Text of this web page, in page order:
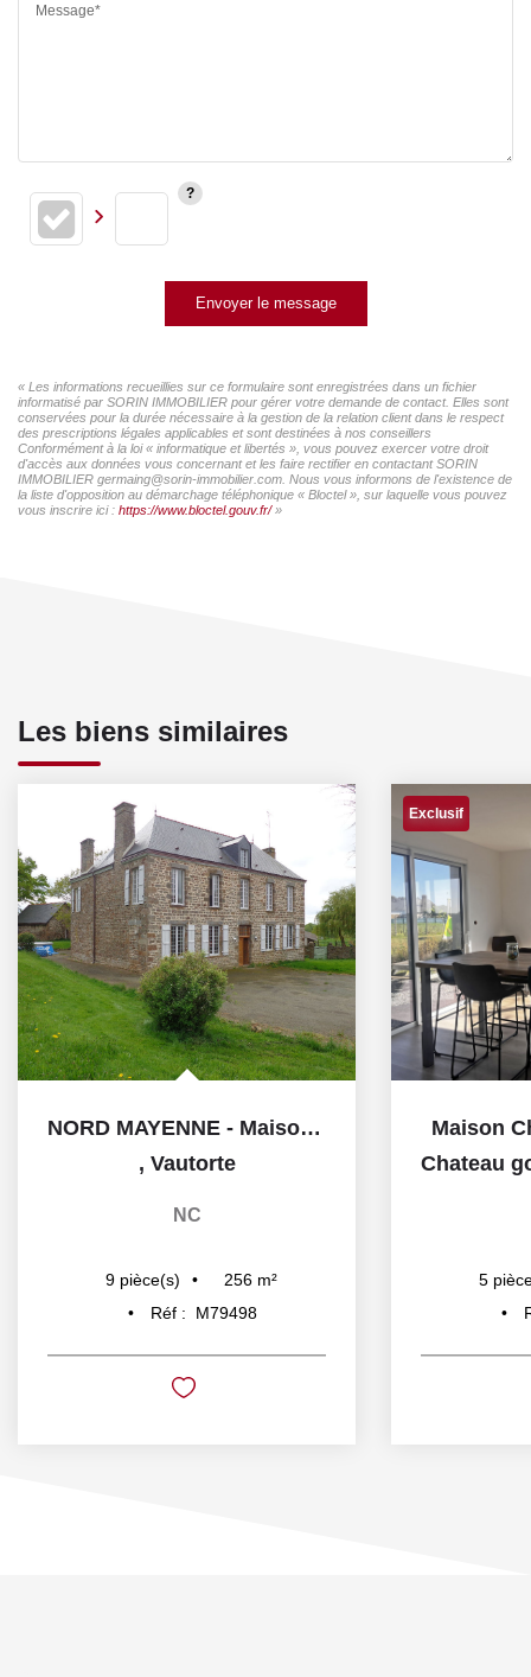
Message*
Envoyer le message
« Les informations recueillies sur ce formulaire sont enregistrées dans un fichier
informatisé par SORIN IMMOBILIER pour gérer votre demande de contact. Elles sont
conservées pour la durée nécessaire à la gestion de la relation client dans le respect
des prescriptions légales applicables et sont destinées à nos conseillers
Conformément à la loi « informatique et libertés », vous pouvez exercer votre droit
d'accès aux données vous concernant et les faire rectifier en contactant SORIN
IMMOBILIER germaing@sorin-immobilier.com. Nous vous informons de l'existence de
la liste d'opposition au démarchage téléphonique « Bloctel », sur laquelle vous pouvez
vous inscrire ici : https://www.bloctel.gouv.fr/»
Les biens similaires
NORD MAYENNE - Maison de caractère à rénover
, Vautorte
NC
9 pièce(s) 256 m²
Réf :
M79498
Exclusif
Maison
Chateau
5